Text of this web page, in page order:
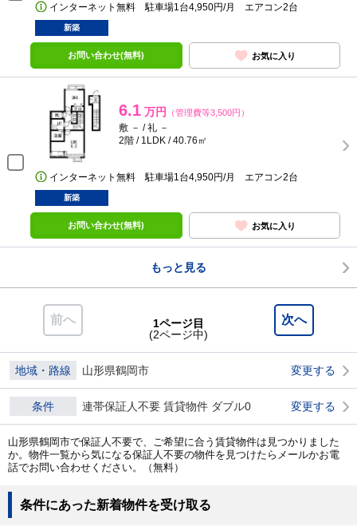
インターネット無料 駐車場1台4,950円/月 エアコン2台
新築
お問い合わせ(無料) お気に入り
6.1 万円 （管理費等3,500円）
敷 － / 礼 －
2階 / 1LDK / 40.76㎡
インターネット無料 駐車場1台4,950円/月 エアコン2台
新築
お問い合わせ(無料) お気に入り
もっと見る
前へ 次へ
1ページ目
(2ページ中)
地域・路線 山形県鶴岡市 変更する
条件 連帯保証人不要 賃貸物件 ダブル0 変更する
山形県鶴岡市で保証人不要で、ご希望に合う賃貸物件は見つかりました
か。物件一覧から気になる保証人不要の物件を見つけたらメールかお電
話でお問い合わせください。（無料）
条件にあった新着物件を受け取る